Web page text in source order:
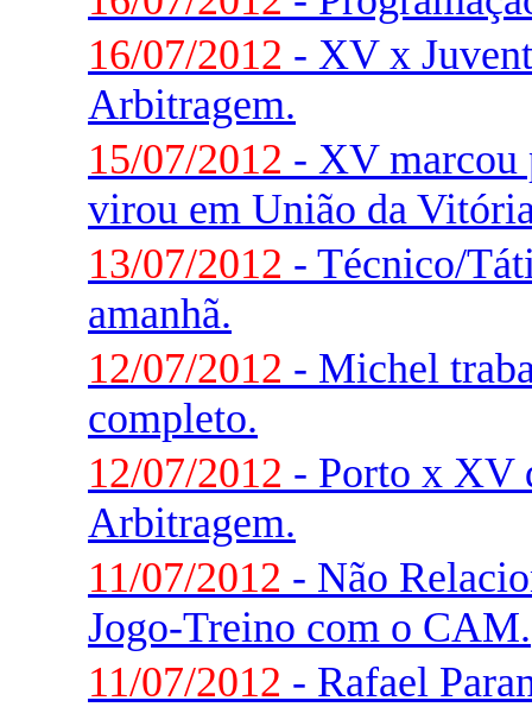
16/07/2012 - XV x
Arbitragem.
15/07/2012 - XV marcou
virou em União da
13/07/2012 - Técnico/
amanhã.
12/07/2012 - Michel
completo.
12/07/2012 - Porto x XV
Arbitragem.
11/07/2012 - Não
Jogo-Treino com o CAM.
11/07/2012 - Rafael